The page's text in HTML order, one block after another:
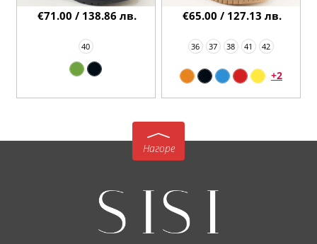
40
€71.00 / 138.86 лв.
36 37 38 41 42
+2
€65.00 / 127.13 лв.
Нагоре